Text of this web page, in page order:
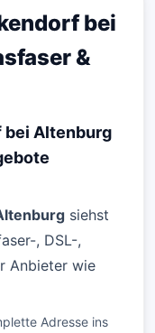
bei
&
bei Altenburg
siehst
, DSL-,
Anbieter wie
Adresse ins